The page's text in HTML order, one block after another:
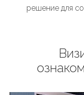
решение для